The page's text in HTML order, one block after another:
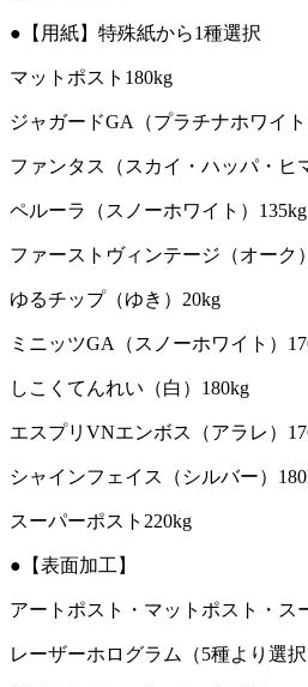
●【用紙】特殊紙から1種選択
マットポスト180kg
ジャガードGA（プラチナホワイ
ファンタス（スカイ・ハッパ・ヒ
ペルーラ（スノーホワイト）135kg
ファーストヴィンテージ（オーク
ゆるチップ（ゆき）20kg
ミニッツGA（スノーホワイト）
しこくてんれい（白）180kg
エスプリVNエンボス（アラレ）
シャインフェイス（シルバー）
スーパーポスト220kg
●【表面加工】
アートポスト・マットポスト・ス
レーザーホログラム（5種より選択